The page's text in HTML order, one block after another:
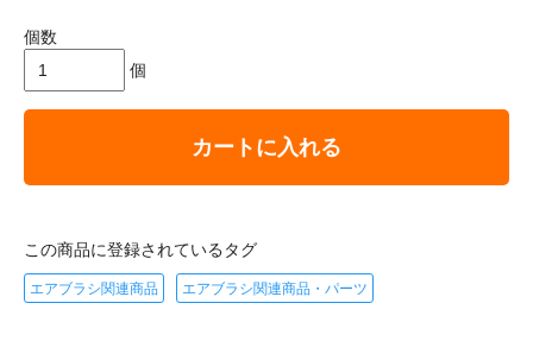
個数
個
カートに入れる
この商品に登録されているタグ
エアブラシ関連商品 エアブラシ関連商品・パーツ